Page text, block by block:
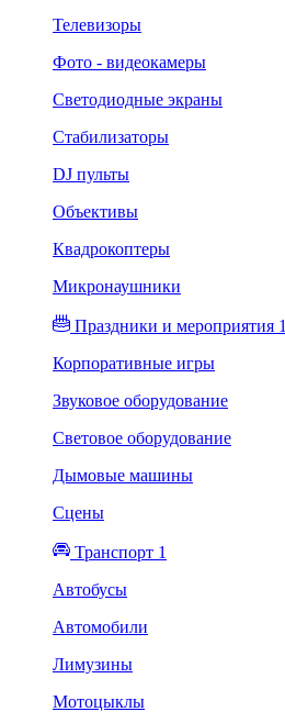
Телевизоры
Фото - видеокамеры
Светодиодные экраны
Стабилизаторы
DJ пульты
Объективы
Квадрокоптеры
Микронаушники
Праздники и мероприятия 1
Корпоративные игры
Звуковое оборудование
Световое оборудование
Дымовые машины
Сцены
Транспорт 1
Автобусы
Автомобили
Лимузины
Мотоцыклы